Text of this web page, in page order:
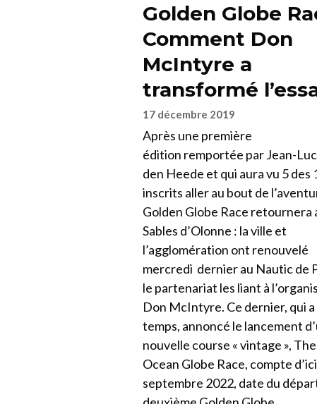
Golden Globe
Comment Don
McIntyre a
transformé
17 décembre 2019
Après une première
édition remportée par Jean-
den Heede et qui aura vu 5 des
inscrits aller au bout de
Golden Globe Race retournera
Sables d’Olonne : la ville et
l’agglomération ont renouvelé
mercredi dernier au Nautic de
le partenariat les liant à
Don McIntyre. Ce dernier, qui
temps, annoncé le lancement
nouvelle course « vintage », The
Ocean Globe Race, compte
septembre 2022, date du